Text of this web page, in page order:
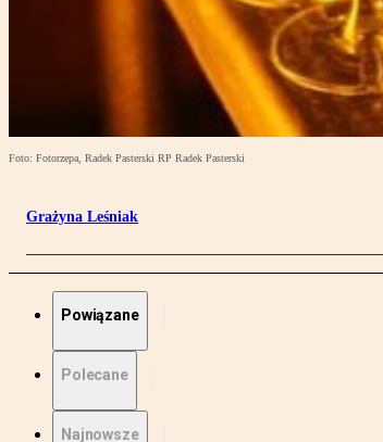
Foto: Fotorzepa, Radek Pasterski RP Radek Pasterski
Grażyna Leśniak
Powiązane
Polecane
Najnowsze